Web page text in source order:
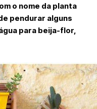
o nome da planta
pendurar alguns
para beija-flor,